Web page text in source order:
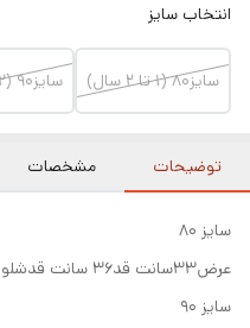
انتخاب سایز
سایز۸۰ (۱ تا ۲ سال) سایز۹۰ (۲ تا ۳ سال )
توضیحات مشخصات
سایز ۸۰
عرض۳۳سانت قد۳۶ سانت قدشلوارک۲۶سانت
سایز ۹۰